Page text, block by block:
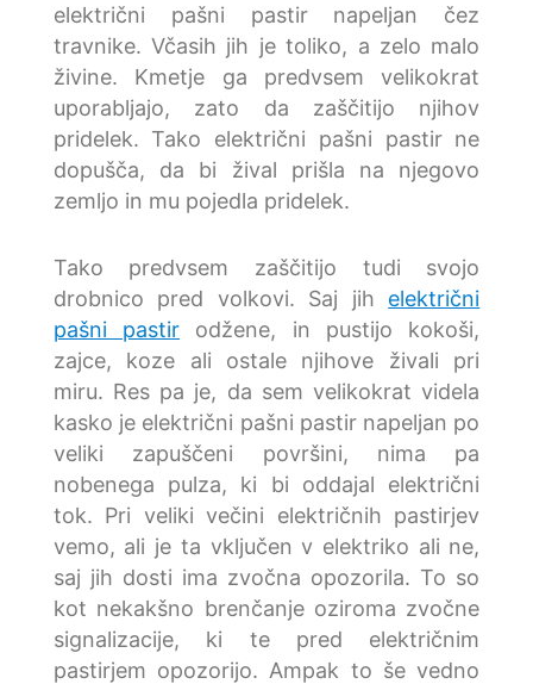
električni pašni pastir napeljan čez
travnike. Včasih jih je toliko, a zelo malo
živine. Kmetje ga predvsem velikokrat
uporabljajo, zato da zaščitijo njihov
pridelek. Tako električni pašni pastir ne
dopušča, da bi žival prišla na njegovo
zemljo in mu pojedla pridelek.
Tako predvsem zaščitijo tudi svojo
drobnico pred volkovi. Saj jih električni
pašni pastir odžene, in pustijo kokoši,
zajce, koze ali ostale njihove živali pri
miru. Res pa je, da sem velikokrat videla
kasko je električni pašni pastir napeljan po
veliki zapuščeni površini, nima pa
nobenega pulza, ki bi oddajal električni
tok. Pri veliki večini električnih pastirjev
vemo, ali je ta vključen v elektriko ali ne,
saj jih dosti ima zvočna opozorila. To so
kot nekakšno brenčanje oziroma zvočne
signalizacije, ki te pred električnim
pastirjem opozorijo. Ampak to še vedno